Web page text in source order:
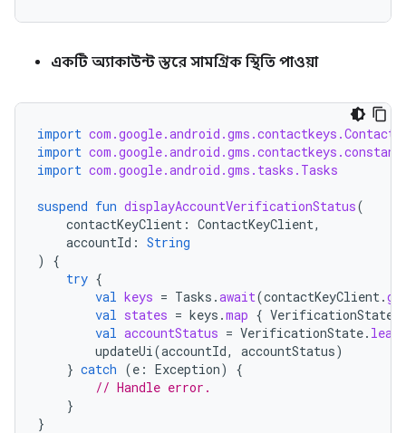
একটি অ্যাকাউন্ট স্তরে সামগ্রিক স্থিতি পাওয়া
import
import
import com.google.android.gms.tasks.Tasks
suspend fun displayAccountVerificationStatus(
contactKeyClient : ContactKeyClient,
accountId : String
)
{
try {
val keys = Tasks .await(contactKeyClient.
val states = keys .map { VerificationState
val accountStatus = VerificationState.
updateUi(accountId, accountStatus)
} catch (e : Exception)
{
// Handle error.
}
}